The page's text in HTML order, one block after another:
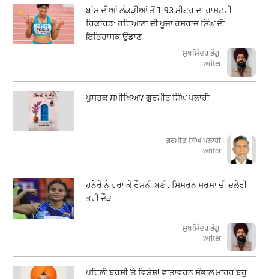
ਬਾਂਸ ਦੀਆਂ ਲੱਕੜੀਆਂ ਤੋਂ 1.93 ਮੀਟਰ ਦਾ ਰਾਸ਼ਟਰੀ
ਰਿਕਾਰਡ: ਹਰਿਆਣਾ ਦੀ ਪੂਜਾ ਹੰਸਰਾਜ ਸਿੰਘ ਦੀ
ਇਤਿਹਾਸਕ ਉਡਾਣ
ਸੁਖਮਿੰਦਰ ਭੰਗੂ
writer
ਪੁਸਤਕ ਸਮੀਖਿਆ/ ਗੁਰਮੀਤ ਸਿੰਘ ਪਲਾਹੀ
ਗੁਰਮੀਤ ਸਿੰਘ ਪਲਾਹੀ
writer
ਹਨੇਰੇ ਨੂੰ ਹਰਾ ਕੇ ਰੌਸ਼ਨੀ ਬਣੀ: ਸਿਮਰਨ ਸ਼ਰਮਾ ਦੀ ਦਲੇਰੀ
ਭਰੀ ਦੌੜ
ਸੁਖਮਿੰਦਰ ਭੰਗੂ
writer
ਪਹਿਲੀ ਬਰਸੀ 'ਤੇ ਵਿਸ਼ੇਸ਼! ਵਾਤਾਵਰਨ ਸੰਭਾਲ ਮਾਹਰ ਬਹੁ